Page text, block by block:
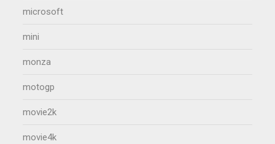
microsoft
mini
monza
motogp
movie2k
movie4k